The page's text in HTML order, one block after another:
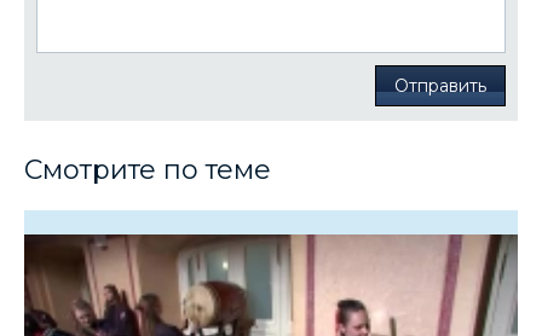
Отправить
Смотрите по теме